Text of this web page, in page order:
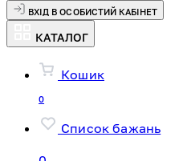
ВХІД В ОСОБИСТИЙ КАБІНЕТ
КАТАЛОГ
Кошик
0
Список бажань